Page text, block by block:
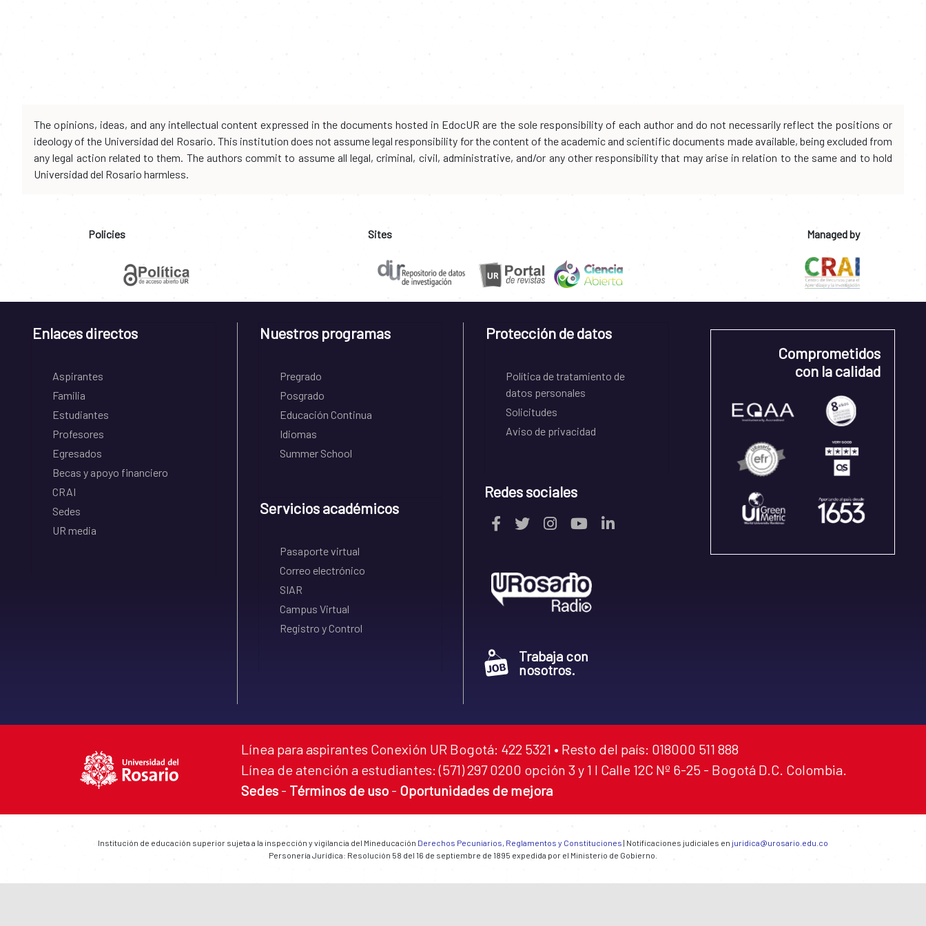
The opinions, ideas, and any intellectual content expressed in the documents hosted in EdocUR are the sole responsibility of each author and do not necessarily reflect the positions or
ideology of the Universidad del Rosario. This institution does not assume legal responsibility for the content of the academic and scientific documents made available, being excluded from
any legal action related to them. The authors commit to assume all legal, criminal, civil, administrative, and/or any other responsibility that may arise in relation to the same and to hold
Universidad del Rosario harmless.
Policies Sites Managed by
Enlaces directos
Aspirantes
Familia
Estudiantes
Profesores
Egresados
Becas y apoyo financiero
CRAI
Sedes
UR media
Nuestros programas
Pregrado
Posgrado
Educación Continua
Idiomas
Summer School
Servicios académicos
Pasaporte virtual
Correo electrónico
SIAR
Campus Virtual
Registro y Control
Protección de datos
Política de tratamiento de
datos personales
Solicitudes
Aviso de privacidad
Redes sociales
Trabaja con
nosotros.
Comprometidos
con la calidad
Línea para aspirantes Conexión UR Bogotá: 422 5321 • Resto del país: 018000 511 888
Línea de atención a estudiantes: (571) 297 0200 opción 3 y 1 I Calle 12C Nº 6-25 - Bogotá D.C. Colombia.
Sedes - Términos de uso - Oportunidades de mejora
Institución de educación superior sujeta a la inspección y vigilancia del Mineducación Derechos Pecuniarios, Reglamentos y Constituciones | Notificaciones judiciales en juridica@urosario.edu.co
Personería Jurídica: Resolución 58 del 16 de septiembre de 1895 expedida por el Ministerio de Gobierno.